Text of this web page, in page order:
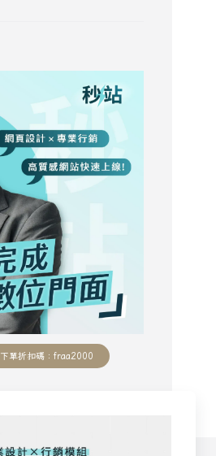
下單折扣碼：fraa2000